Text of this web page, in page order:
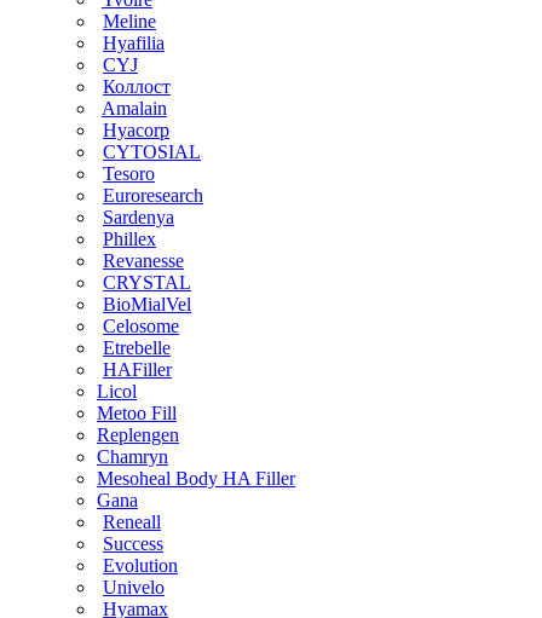
Meline
Hyafilia
CYJ
Коллост
Amalain
Hyacorp
CYTOSIAL
Tesoro
Euroresearch
Sardenya
Phillex
Revanesse
CRYSTAL
BioMialVel
Celosome
Etrebelle
HAFiller
Licol
Metoo Fill
Replengen
Chamryn
Mesoheal Body HA Filler
Gana
Reneall
Success
Evolution
Univelo
Hyamax